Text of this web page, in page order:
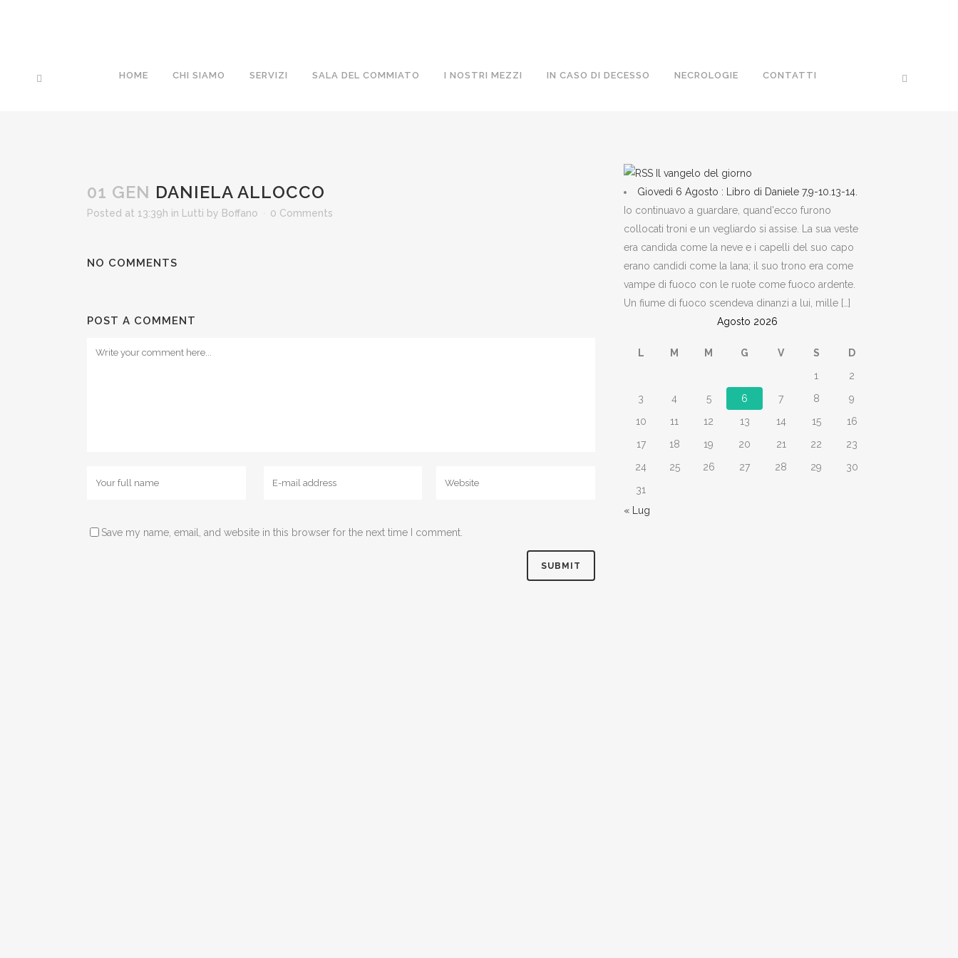
HOME CHI SIAMO SERVIZI SALA DEL COMMIATO I NOSTRI MEZZI IN CASO DI DECESSO NECROLOGIE CONTATTI
01 GEN DANIELA ALLOCCO
Posted at 13:39h in Lutti by Boffano 0 Comments
NO COMMENTS
POST A COMMENT
Save my name, email, and website in this browser for the next time I comment.
Il vangelo del giorno
Giovedì 6 Agosto : Libro di Daniele 7,9-10.13-14.
Io continuavo a guardare, quand'ecco furono
collocati troni e un vegliardo si assise. La sua veste
era candida come la neve e i capelli del suo capo
erano candidi come la lana; il suo trono era come
vampe di fuoco con le ruote come fuoco ardente.
Un fiume di fuoco scendeva dinanzi a lui, mille […]
Agosto 2026
L M M G V S
D
1
2
3
4 5 6 7 8
9
10
11 12 13 14 15
16
17
18 19 20 21 22
23
24
25 26 27 28 29
30
31
« Lug